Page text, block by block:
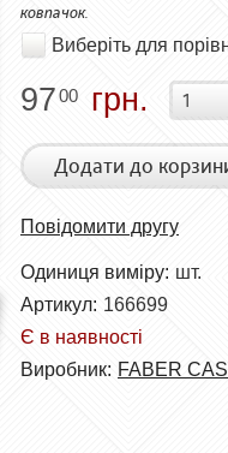
ковпачок.
Виберіть для
9700 грн.
Додати до
Повідомити другу
Одиниця виміру: шт.
Артикул: 166699
Є в наявності
Виробник: FABER